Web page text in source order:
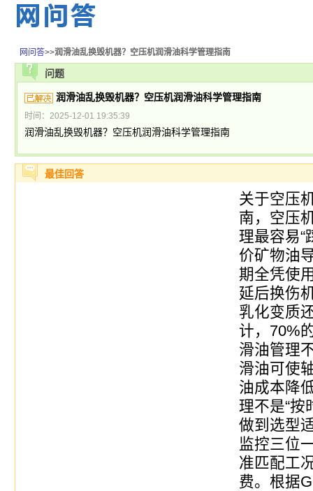
网问答>>润滑油乱换毁机器？空压机润滑油科学管理指南
问题
润滑油乱换毁机器？空压机润滑油科学管理指南
时间：2025-12-01 19:35:39
润滑油乱换毁机器？空压机润滑油科学管理指南
最佳回答
关于空压
南，空压
理最容易
价矿物油
期全凭使
延后换伤
乳化变质
计，70%
滑油管理
滑油可使
油成本降
理不是“按
做到选型
监控三位
准匹配工
费。根据